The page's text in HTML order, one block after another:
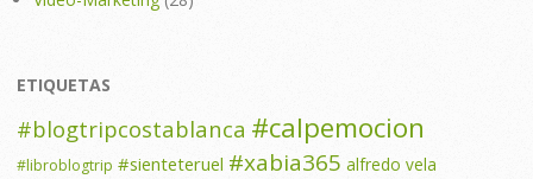
ETIQUETAS
#blogtripcostablanca #calpemocion
#libroblogtrip #sienteteruel #xabia365 alfredo vela